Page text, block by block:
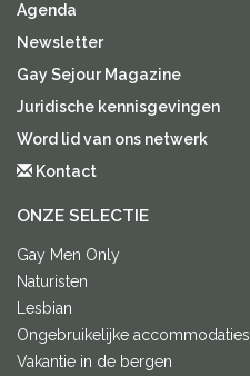
Agenda
Newsletter
Gay Sejour Magazine
Juridische kennisgevingen
Word lid van ons netwerk
Kontact
ONZE SELECTIE
Gay Men Only
Naturisten
Lesbian
Ongebruikelijke accommodaties
Vakantie in de bergen